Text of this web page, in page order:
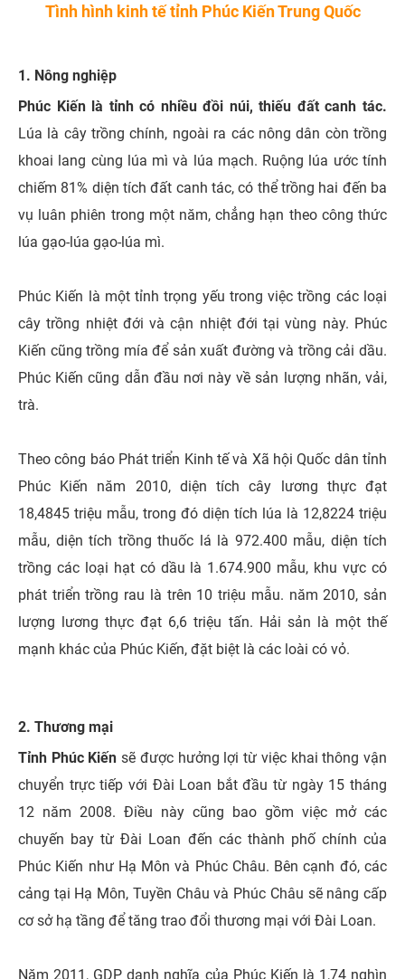
Tình hình kinh tế tỉnh Phúc Kiến Trung Quốc
1. Nông nghiệp
Phúc Kiến là tỉnh có nhiều đồi núi, thiếu đất canh tác.
Lúa là cây trồng chính, ngoài ra các nông dân còn trồng
khoai lang cùng lúa mì và lúa mạch. Ruộng lúa ước tính
chiếm 81% diện tích đất canh tác, có thể trồng hai đến ba
vụ luân phiên trong một năm, chẳng hạn theo công thức
lúa gạo-lúa gạo-lúa mì.
Phúc Kiến là một tỉnh trọng yếu trong việc trồng các loại
cây trồng nhiệt đới và cận nhiệt đới tại vùng này. Phúc
Kiến cũng trồng mía để sản xuất đường và trồng cải dầu.
Phúc Kiến cũng dẫn đầu nơi này về sản lượng nhãn, vải,
trà.
Theo công báo Phát triển Kinh tế và Xã hội Quốc dân tỉnh
Phúc Kiến năm 2010, diện tích cây lương thực đạt
18,4845 triệu mẫu, trong đó diện tích lúa là 12,8224 triệu
mẫu, diện tích trồng thuốc lá là 972.400 mẫu, diện tích
trồng các loại hạt có dầu là 1.674.900 mẫu, khu vực có
phát triển trồng rau là trên 10 triệu mẫu. năm 2010, sản
lượng lương thực đạt 6,6 triệu tấn. Hải sản là một thế
mạnh khác của Phúc Kiến, đặt biệt là các loài có vỏ.
2. Thương mại
Tỉnh Phúc Kiếnsẽ được hưởng lợi từ việc khai thông vận
chuyển trực tiếp với Đài Loan bắt đầu từ ngày 15 tháng
12 năm 2008. Điều này cũng bao gồm việc mở các
chuyến bay từ Đài Loan đến các thành phố chính của
Phúc Kiến như Hạ Môn và Phúc Châu. Bên cạnh đó, các
cảng tại Hạ Môn, Tuyền Châu và Phúc Châu sẽ nâng cấp
cơ sở hạ tầng để tăng trao đổi thương mại với Đài Loan.
Năm 2011, GDP danh nghĩa của Phúc Kiến là 1,74 nghìn